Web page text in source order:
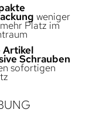
weniger
Platz im
Artikel
Schrauben
sofortigen